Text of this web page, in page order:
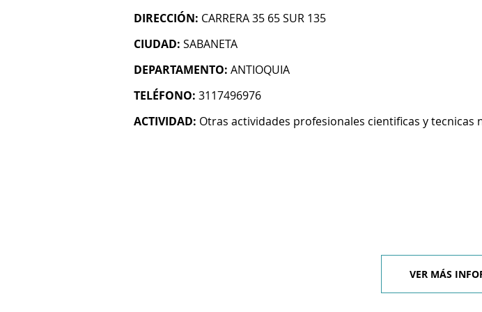
DIRECCIÓN: CARRERA 35 65 SUR 135
CIUDAD: SABANETA
DEPARTAMENTO: ANTIOQUIA
TELÉFONO: 3117496976
ACTIVIDAD: Otras actividades profesionales cientificas y tecnicas
VER MÁS